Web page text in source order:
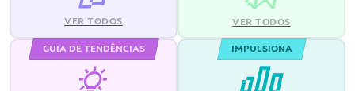
VER TODOS VER TODOS
GUIA DE TENDÊNCIAS IMPULSIONA